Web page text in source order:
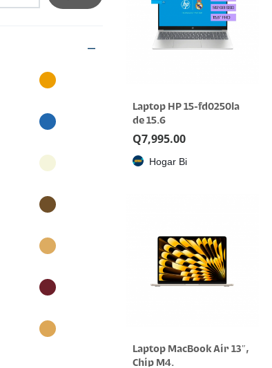
Laptop HP 15-fd0250la
de 15.6
Q7,995.00
Hogar Bi
Laptop MacBook Air 13″,
Chip M4.